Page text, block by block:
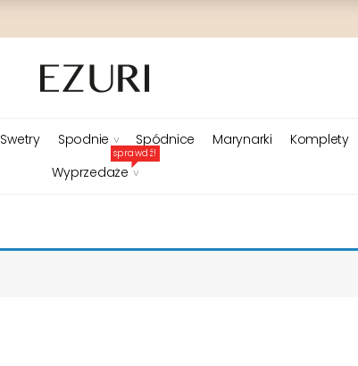
Swetry Spodnie Spódnice Marynarki Komplety
Wyprzedaże
sprawdź!